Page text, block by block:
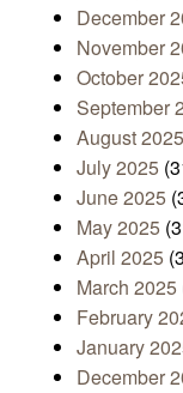
December
November
October
September
August 2025
July 2025
June 2025
May 2025
April 2025
March 2025
February
January
December